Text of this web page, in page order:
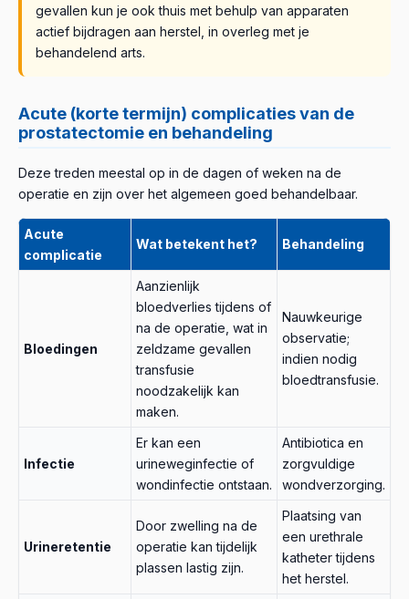
gevallen kun je ook thuis met behulp van apparaten
actief bijdragen aan herstel, in overleg met je
behandelend arts.
Acute (korte termijn) complicaties van de
prostatectomie en behandeling
Deze treden meestal op in de dagen of weken na de
operatie en zijn over het algemeen goed behandelbaar.
Acute
complicatie
Wat betekent het? Behandeling
Bloedingen
Aanzienlijk
bloedverlies tijdens of
na de operatie, wat in
zeldzame gevallen
transfusie
noodzakelijk kan
maken.
Nauwkeurige
observatie;
indien nodig
bloedtransfusie.
Infectie
Er kan een
urineweginfectie of
wondinfectie ontstaan.
Antibiotica en
zorgvuldige
wondverzorging.
Urineretentie
Door zwelling na de
operatie kan tijdelijk
plassen lastig zijn.
Plaatsing van
een urethrale
katheter tijdens
het herstel.